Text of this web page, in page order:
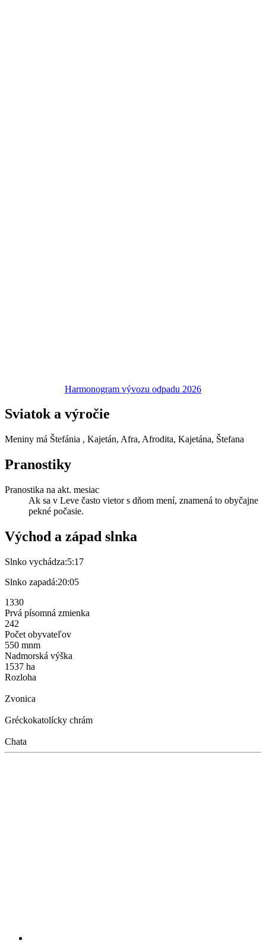
Harmonogram vývozu odpadu 2026
Sviatok a výročie
Meniny má Štefánia , Kajetán, Afra, Afrodita, Kajetána, Štefana
Pranostiky
Pranostika na akt. mesiac
Ak sa v Leve často vietor s dňom mení, znamená to obyčajne
pekné počasie.
Východ a západ slnka
Slnko vychádza:5:17
Slnko zapadá:20:05
1330
Prvá písomná zmienka
242
Počet obyvateľov
550 mnm
Nadmorská výška
1537 ha
Rozloha
Zvonica
Gréckokatolícky chrám
Chata